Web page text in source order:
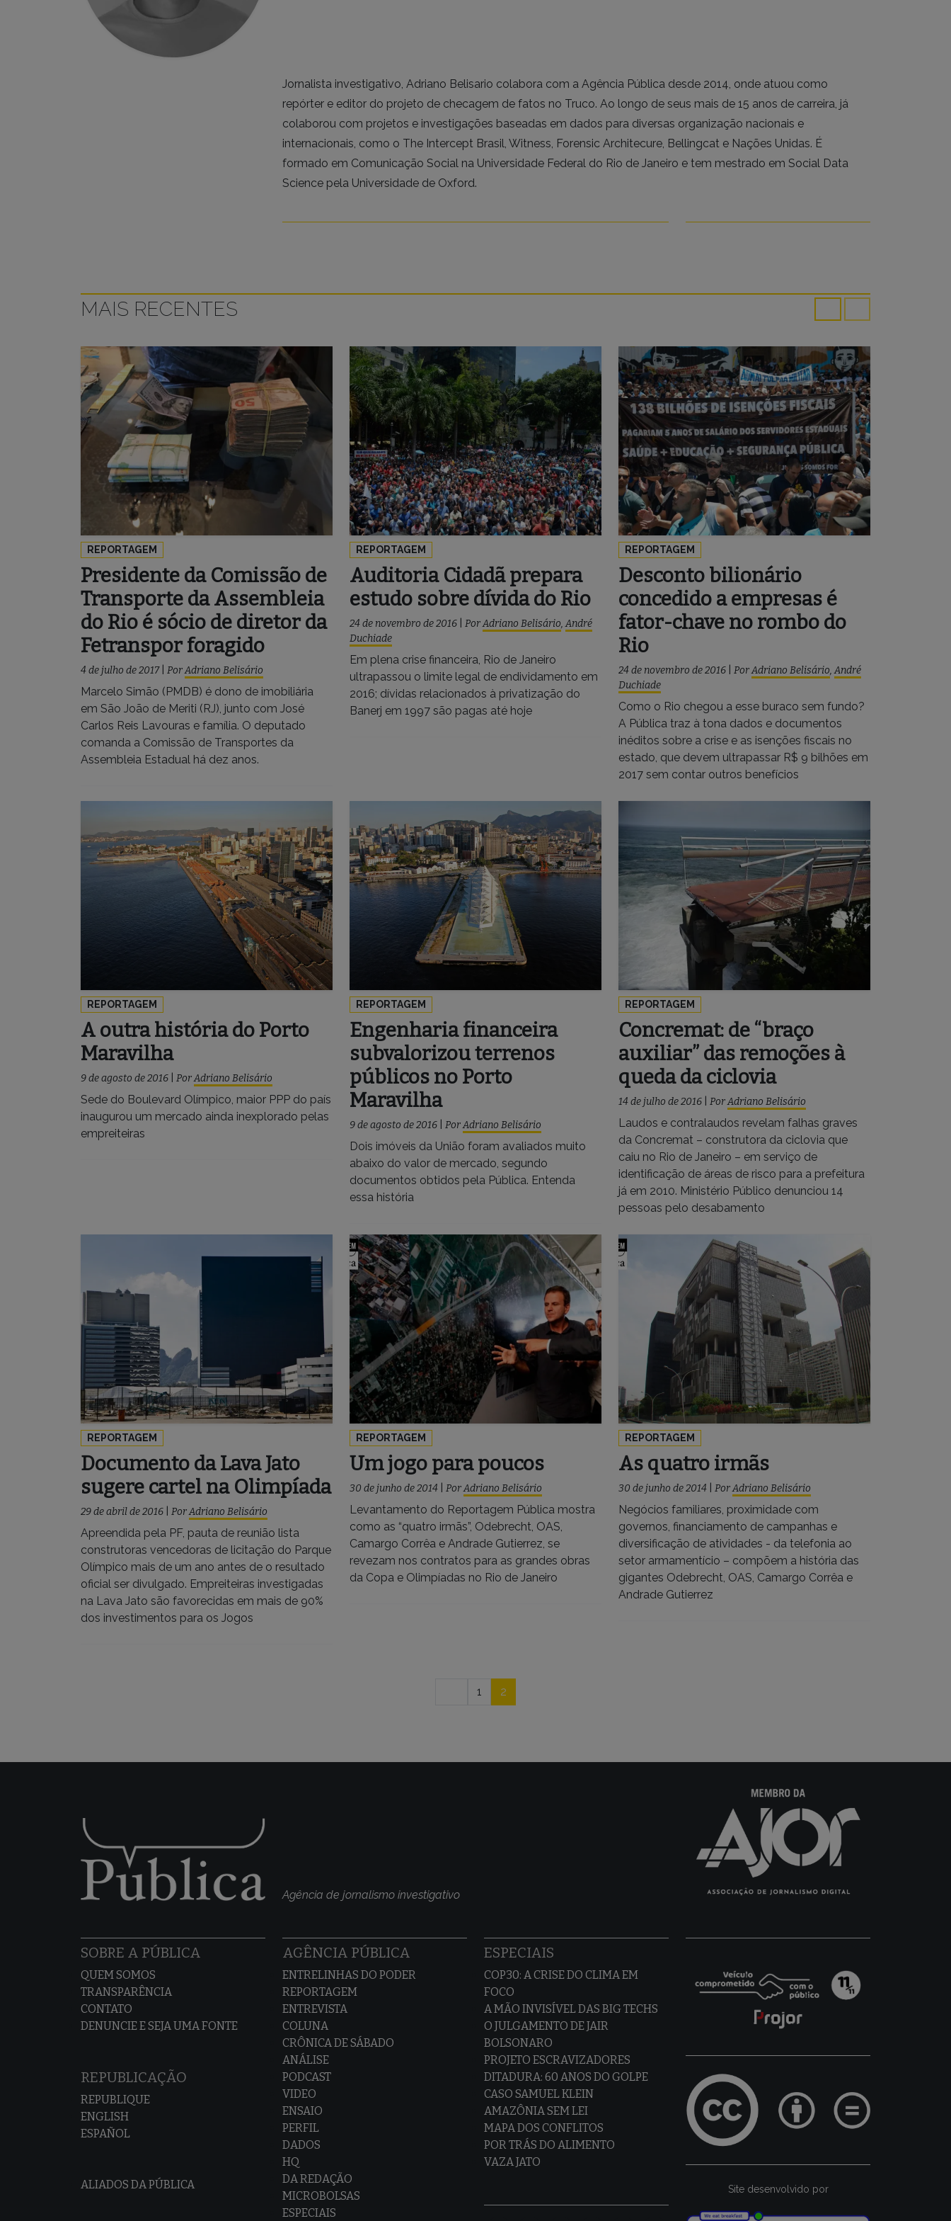
Jornalista investigativo, Adriano Belisario colabora com a Agência Pública desde 2014, onde atuou como
repórter e editor do projeto de checagem de fatos no Truco. Ao longo de seus mais de 15 anos de carreira, já
colaborou com projetos e investigações baseadas em dados para diversas organização nacionais e
internacionais, como o The Intercept Brasil, Witness, Forensic Architecure, Bellingcat e Nações Unidas. É
formado em Comunicação Social na Universidade Federal do Rio de Janeiro e tem mestrado em Social Data
Science pela Universidade de Oxford.
MAIS RECENTES
REPORTAGEM
Presidente da Comissão de
Transporte da Assembleia
do Rio é sócio de diretor da
Fetranspor foragido
4 de julho de 2017 PorAdriano Belisário
Marcelo Simão (PMDB) é dono de imobiliária
em São João de Meriti (RJ), junto com José
Carlos Reis Lavouras e família. O deputado
comanda a Comissão de Transportes da
Assembleia Estadual há dez anos.
REPORTAGEM
Auditoria Cidadã prepara
estudo sobre dívida do Rio
24 de novembro de 2016 PorAdriano Belisário,André
Duchiade
Em plena crise financeira, Rio de Janeiro
ultrapassou o limite legal de endividamento em
2016; dívidas relacionados à privatização do
Banerj em 1997 são pagas até hoje
REPORTAGEM
Desconto bilionário
concedido a empresas é
fator-chave no rombo do
Rio
24 de novembro de 2016 PorAdriano Belisário,André
Duchiade
Como o Rio chegou a esse buraco sem fundo?
A Pública traz à tona dados e documentos
inéditos sobre a crise e as isenções fiscais no
estado, que devem ultrapassar R$ 9 bilhões em
2017 sem contar outros benefícios
REPORTAGEM
A outra história do Porto
Maravilha
9 de agosto de 2016 PorAdriano Belisário
Sede do Boulevard Olímpico, maior PPP do país
inaugurou um mercado ainda inexplorado pelas
empreiteiras
REPORTAGEM
Engenharia financeira
subvalorizou terrenos
públicos no Porto
Maravilha
9 de agosto de 2016 PorAdriano Belisário
Dois imóveis da União foram avaliados muito
abaixo do valor de mercado, segundo
documentos obtidos pela Pública. Entenda
essa história
REPORTAGEM
Concremat: de “braço
auxiliar” das remoções à
queda da ciclovia
14 de julho de 2016 PorAdriano Belisário
Laudos e contralaudos revelam falhas graves
da Concremat – construtora da ciclovia que
caiu no Rio de Janeiro – em serviço de
identificação de áreas de risco para a prefeitura
já em 2010. Ministério Público denunciou 14
pessoas pelo desabamento
REPORTAGEM
Documento da Lava Jato
sugere cartel na Olimpíada
29 de abril de 2016 PorAdriano Belisário
Apreendida pela PF, pauta de reunião lista
construtoras vencedoras de licitação do Parque
Olímpico mais de um ano antes de o resultado
oficial ser divulgado. Empreiteiras investigadas
na Lava Jato são favorecidas em mais de 90%
dos investimentos para os Jogos
REPORTAGEM
Um jogo para poucos
30 de junho de 2014 PorAdriano Belisário
Levantamento do Reportagem Pública mostra
como as “quatro irmãs”, Odebrecht, OAS,
Camargo Corrêa e Andrade Gutierrez, se
revezam nos contratos para as grandes obras
da Copa e Olimpíadas no Rio de Janeiro
REPORTAGEM
As quatro irmãs
30 de junho de 2014 PorAdriano Belisário
Negócios familiares, proximidade com
governos, financiamento de campanhas e
diversificação de atividades - da telefonia ao
setor armamentício – compõem a história das
gigantes Odebrecht, OAS, Camargo Corrêa e
Andrade Gutierrez
1 2
Agência de jornalismo investigativo
SOBRE A PÚBLICA
QUEM SOMOS
TRANSPARÊNCIA
CONTATO
DENUNCIE E SEJA UMA FONTE
REPUBLICAÇÃO
REPUBLIQUE
ENGLISH
ESPAÑOL
ALIADOS DA PÚBLICA
AGÊNCIA PÚBLICA
ENTRELINHAS DO PODER
REPORTAGEM
ENTREVISTA
COLUNA
CRÔNICA DE SÁBADO
ANÁLISE
PODCAST
VIDEO
ENSAIO
PERFIL
DADOS
HQ
DA REDAÇÃO
MICROBOLSAS
ESPECIAIS
ESPECIAIS
COP30: A CRISE DO CLIMA EM
FOCO
A MÃO INVISÍVEL DAS BIG TECHS
O JULGAMENTO DE JAIR
BOLSONARO
PROJETO ESCRAVIZADORES
DITADURA: 60 ANOS DO GOLPE
CASO SAMUEL KLEIN
AMAZÔNIA SEM LEI
MAPA DOS CONFLITOS
POR TRÁS DO ALIMENTO
VAZA JATO
Site desenvolvido por